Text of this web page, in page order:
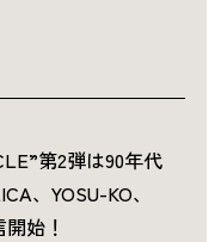
第2弾は90年代
、YOSU-KO、
始！